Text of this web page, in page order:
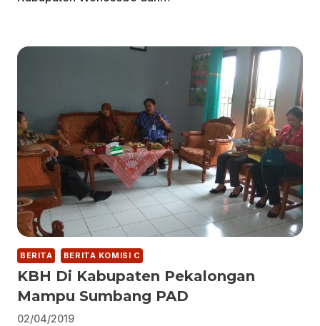
BERITA BERITA KOMISI C
KBH Di Kabupaten Pekalongan
Mampu Sumbang PAD
02/04/2019